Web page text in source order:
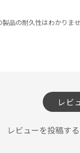
品の耐久性はわかり
レビ
レビューを投稿す